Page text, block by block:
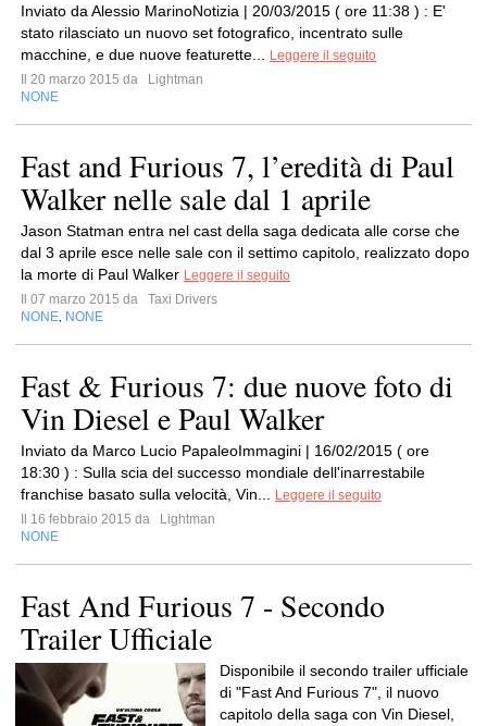
Inviato da Alessio MarinoNotizia | 20/03/2015 ( ore 11:38 ) : E'
stato rilasciato un nuovo set fotografico, incentrato sulle
macchine, e due nuove featurette...
Leggere il seguito
Il 20 marzo 2015 da
Lightman
NONE
Fast and Furious 7, l’eredità di Paul
Walker nelle sale dal 1 aprile
Jason Statman entra nel cast della saga dedicata alle corse che
dal 3 aprile esce nelle sale con il settimo capitolo, realizzato dopo
la morte di Paul Walker Leggere il seguito
Il 07 marzo 2015 da
Taxi Drivers
NONE NONE
Fast & Furious 7: due nuove foto di
Vin Diesel e Paul Walker
Inviato da Marco Lucio PapaleoImmagini | 16/02/2015 ( ore
18:30 ) : Sulla scia del successo mondiale dell'inarrestabile
franchise basato sulla velocità, Vin...
Leggere il seguito
Il 16 febbraio 2015 da
Lightman
NONE
Fast And Furious 7 - Secondo
Trailer Ufficiale
Disponibile il secondo trailer ufficiale
di "Fast And Furious 7", il nuovo
capitolo della saga con Vin Diesel,